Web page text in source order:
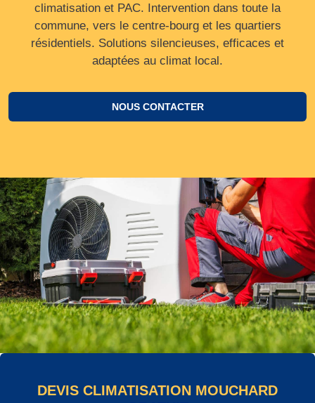
climatisation et PAC. Intervention dans toute la
commune, vers le centre‑bourg et les quartiers
résidentiels. Solutions silencieuses, efficaces et
adaptées au climat local.
NOUS CONTACTER
DEVIS CLIMATISATION MOUCHARD